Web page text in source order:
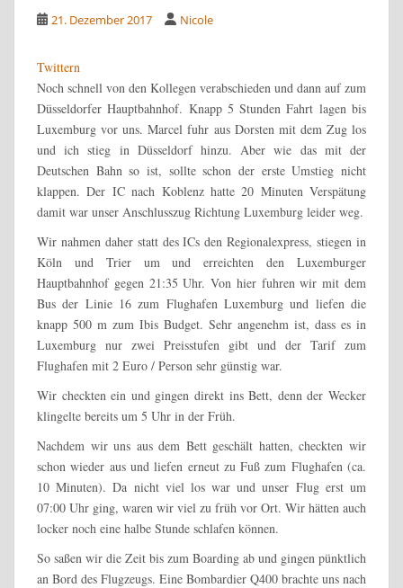
21. Dezember 2017 Nicole
Twittern
Noch schnell von den Kollegen verabschieden und dann auf zum
Düsseldorfer Hauptbahnhof. Knapp 5 Stunden Fahrt lagen bis
Luxemburg vor uns. Marcel fuhr aus Dorsten mit dem Zug los
und ich stieg in Düsseldorf hinzu. Aber wie das mit der
Deutschen Bahn so ist, sollte schon der erste Umstieg nicht
klappen. Der IC nach Koblenz hatte 20 Minuten Verspätung
damit war unser Anschlusszug Richtung Luxemburg leider weg.
Wir nahmen daher statt des ICs den Regionalexpress, stiegen in
Köln und Trier um und erreichten den Luxemburger
Hauptbahnhof gegen 21:35 Uhr. Von hier fuhren wir mit dem
Bus der Linie 16 zum Flughafen Luxemburg und liefen die
knapp 500 m zum Ibis Budget. Sehr angenehm ist, dass es in
Luxemburg nur zwei Preisstufen gibt und der Tarif zum
Flughafen mit 2 Euro / Person sehr günstig war.
Wir checkten ein und gingen direkt ins Bett, denn der Wecker
klingelte bereits um 5 Uhr in der Früh.
Nachdem wir uns aus dem Bett geschält hatten, checkten wir
schon wieder aus und liefen erneut zu Fuß zum Flughafen (ca.
10 Minuten). Da nicht viel los war und unser Flug erst um
07:00 Uhr ging, waren wir viel zu früh vor Ort. Wir hätten auch
locker noch eine halbe Stunde schlafen können.
So saßen wir die Zeit bis zum Boarding ab und gingen pünktlich
an Bord des Flugzeugs. Eine Bombardier Q400 brachte uns nach